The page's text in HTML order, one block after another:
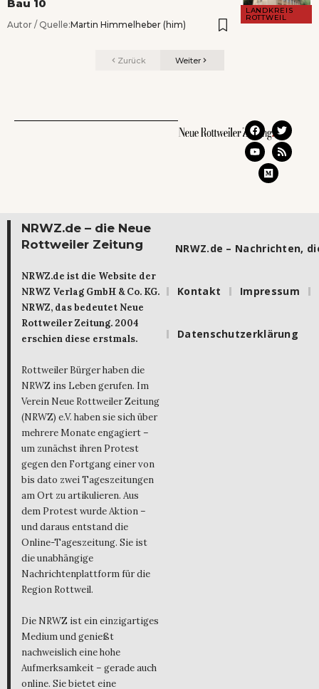
LANDKREIS
ROTTWEIL
Bau 10
Autor / Quelle:Martin Himmelheber (him)
Zurück Weiter
NRWZ.de – die Neue
Rottweiler Zeitung
NRWZ.de ist die Website der
NRWZ Verlag GmbH & Co. KG.
NRWZ, das bedeutet Neue
Rottweiler Zeitung. 2004
erschien diese erstmals.
Rottweiler Bürger haben die
NRWZ ins Leben gerufen. Im
Verein Neue Rottweiler Zeitung
(NRWZ) e.V. haben sie sich über
mehrere Monate engagiert –
um zunächst ihren Protest
gegen den Fortgang einer von
bis dato zwei Tageszeitungen
am Ort zu artikulieren. Aus
dem Protest wurde Aktion –
und daraus entstand die
Online-Tageszeitung. Sie ist
die unabhängige
Nachrichtenplattform für die
Region Rottweil.
Die NRWZ ist ein einzigartiges
Medium und genießt
nachweislich eine hohe
Aufmerksamkeit – gerade auch
online. Sie bietet eine
NRWZ.de – Nachrichten,
Kontakt Impressum
Datenschutzerklärung